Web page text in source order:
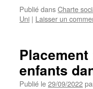
Publié dansCharte
Uni | Laisser un
enfants
Publié le29/09/2022